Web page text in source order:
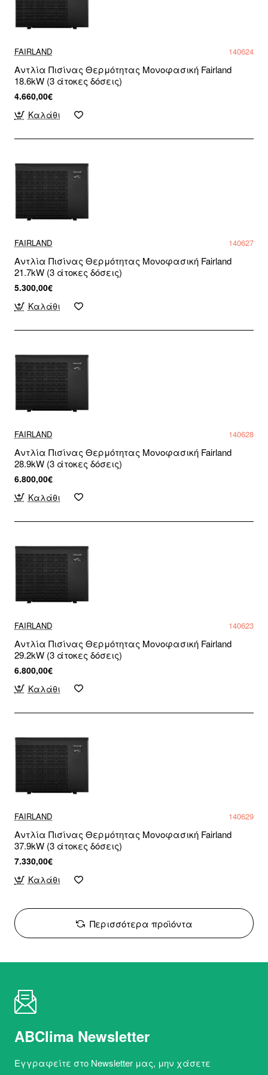
FAIRLAND 140624
Αντλία Πισίνας Θερμότητας Μονοφασική Fairland
18.6kW (3 άτοκες δόσεις)
4.660,00€
Καλάθι
FAIRLAND 140627
Αντλία Πισίνας Θερμότητας Μονοφασική Fairland
21.7kW (3 άτοκες δόσεις)
5.300,00€
Καλάθι
FAIRLAND 140628
Αντλία Πισίνας Θερμότητας Μονοφασική Fairland
28.9kW (3 άτοκες δόσεις)
6.800,00€
Καλάθι
FAIRLAND 140623
Αντλία Πισίνας Θερμότητας Μονοφασική Fairland
29.2kW (3 άτοκες δόσεις)
6.800,00€
Καλάθι
FAIRLAND 140629
Αντλία Πισίνας Θερμότητας Μονοφασική Fairland
37.9kW (3 άτοκες δόσεις)
7.330,00€
Καλάθι
Περισσότερα προϊόντα
ABClima Newsletter
Εγγραφείτε στο Newsletter μας, μην χάσετε